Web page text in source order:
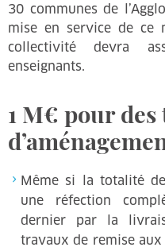
30 communes de
mise en service de ce
collectivité devra
enseignants.
1 M€ pour
Même si la totalité
une réfection
dernier par la
travaux de remise